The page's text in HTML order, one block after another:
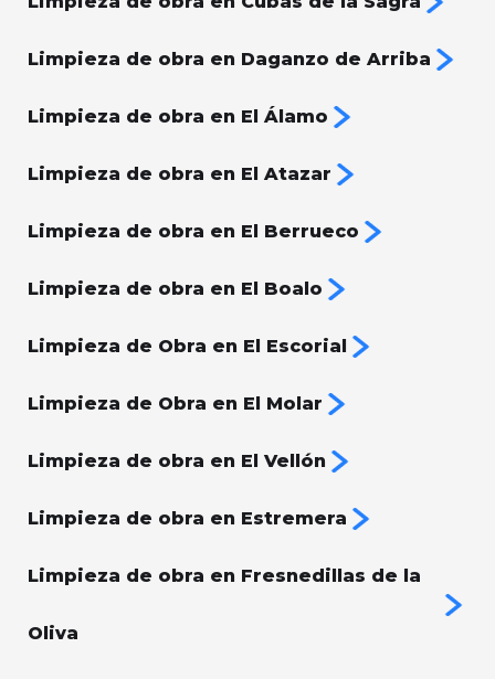
Limpieza de obra en Daganzo de Arriba
Limpieza de obra en El Álamo
Limpieza de obra en El Atazar
Limpieza de obra en El Berrueco
Limpieza de obra en El Boalo
Limpieza de Obra en El Escorial
Limpieza de Obra en El Molar
Limpieza de obra en El Vellón
Limpieza de obra en Estremera
Limpieza de obra en Fresnedillas de la
Oliva